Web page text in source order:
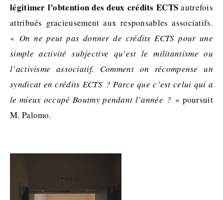
légitimer l’obtention des deux crédits ECTS autrefois
attribués gracieusement aux responsables associatifs.
« On ne peut pas donner de crédits ECTS pour une
simple activité subjective qu’est le militantisme ou
l’activisme associatif. Comment on récompense un
syndicat en crédits ECTS ? Parce que c’est celui qui a
le mieux occupé Boutmy pendant l’année ? » poursuit
M. Palomo.